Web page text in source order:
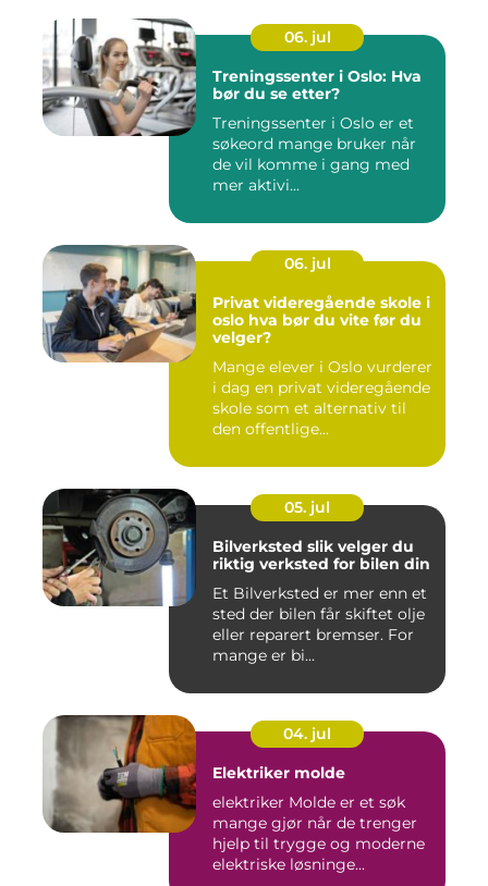
06. jul
Treningssenter i Oslo: Hva
bør du se etter?
Treningssenter i Oslo er et
søkeord mange bruker når
de vil komme i gang med
mer aktivi...
06. jul
Privat videregående skole i
oslo hva bør du vite før du
velger?
Mange elever i Oslo vurderer
i dag en privat videregående
skole som et alternativ til
den offentlige...
05. jul
Bilverksted slik velger du
riktig verksted for bilen din
Et Bilverksted er mer enn et
sted der bilen får skiftet olje
eller reparert bremser. For
mange er bi...
04. jul
Elektriker molde
elektriker Molde er et søk
mange gjør når de trenger
hjelp til trygge og moderne
elektriske løsninge...